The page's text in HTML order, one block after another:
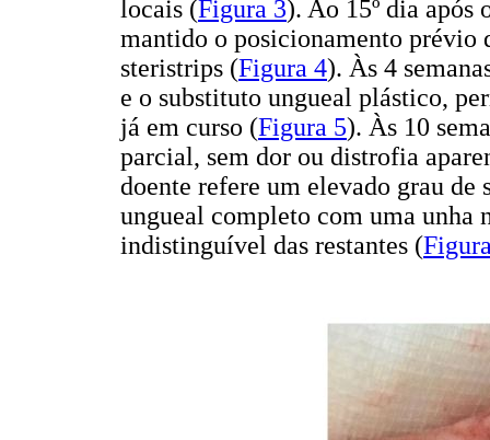
locais (Figura 3). Ao 15º dia após
mantido o posicionamento prévio
steristrips (Figura 4). Às 4
e o substituto ungueal plástico,
já em curso (Figura 5). Às 10
parcial, sem dor ou distrofia
doente refere um elevado grau
ungueal completo com uma unha
indistinguível das restantes (